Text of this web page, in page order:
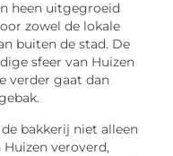
heen uitgegroeid
zowel de lokale
buiten de stad. De
sfeer van Huizen
verder gaat dan
bakkerij niet alleen
veroverd,